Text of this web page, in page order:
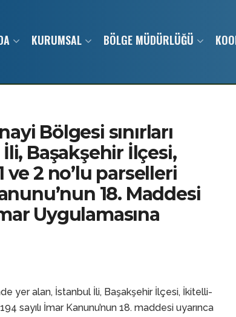
KURUMSAL BÖLGE MÜDÜRLÜĞÜ
Bölgesi sınırları
Başakşehir İlçesi,
ve 2 no’lu parselleri
18. Maddesi
Uygulamasına
yer alan, İstanbul İli, Başakşehir İlçesi, İkitelli-
sayılı İmar Kanunu’nun 18. maddesi uyarınca